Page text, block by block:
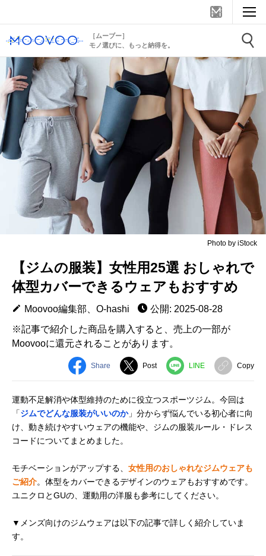
［ムーブー］
モノ選びに、もっと納得を。
Photo by iStock
【ジムの服装】女性用25選 おしゃれで
体型カバーできるウェアもおすすめ
Moovoo編集部、O-hashi
公開: 2025-08-28
※記事で紹介した商品を購入すると、売上の一部が
Moovooに還元されることがあります。
Share Post LINE Copy
運動不足解消や体型維持のために役立つスポーツジム。今回は
「ジムでどんな服装がいいのか」分からず悩んでいる初心者に向
け、動き続けやすいウェアの機能や、ジムの服装ルール・ドレス
コードについてまとめました。
モチベーションがアップする、 女性用のおしゃれなジムウェアも
ご紹介。体型をカバーできるデザインのウェアもおすすめです。
ユニクロとGUの、運動用の洋服も参考にしてください。
▼メンズ向けのジムウェアは以下の記事で詳しく紹介していま
す。